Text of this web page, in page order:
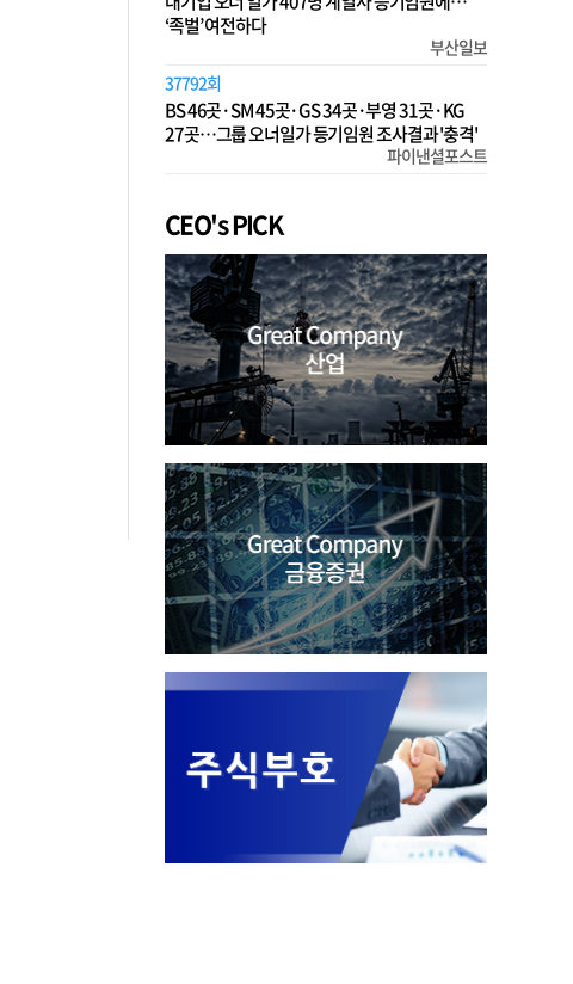
‘족벌’ 여전하다
부산일보
37792회
BS 46곳·SM 45곳·GS 34곳·부영 31곳·KG
27곳…그룹 오너일가 등기임원 조사결과 '충격'
파이낸셜포스트
CEO's PICK